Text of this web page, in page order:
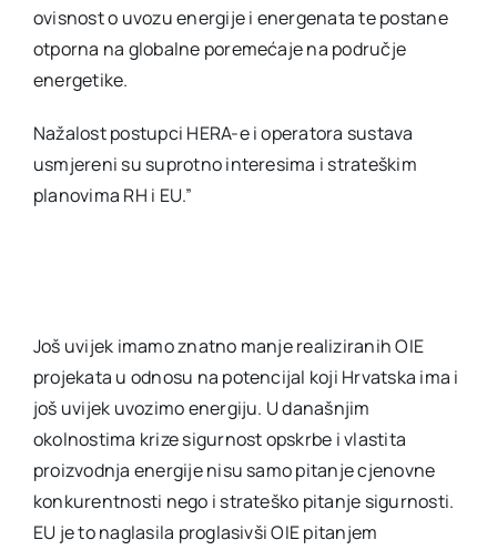
ovisnost o uvozu energije i energenata te postane
otporna na globalne poremećaje na područje
energetike.
Nažalost postupci HERA-e i operatora sustava
usmjereni su suprotno interesima i strateškim
planovima RH i EU.”
Još uvijek imamo znatno manje realiziranih OIE
projekata u odnosu na potencijal koji Hrvatska ima i
još uvijek uvozimo energiju. U današnjim
okolnostima krize sigurnost opskrbe i vlastita
proizvodnja energije nisu samo pitanje cjenovne
konkurentnosti nego i strateško pitanje sigurnosti.
EU je to naglasila proglasivši OIE pitanjem